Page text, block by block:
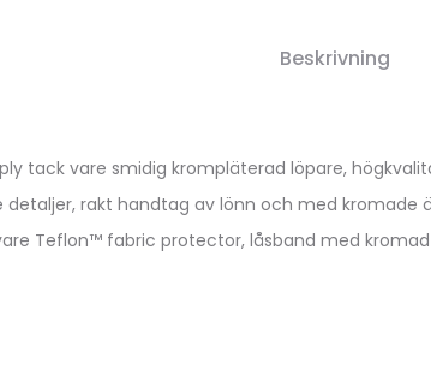
Beskrivning
tack vare smidig krompläterad löpare,
detaljer, rakt handtag av lönn och med
Teflon™ fabric protector, låsband med